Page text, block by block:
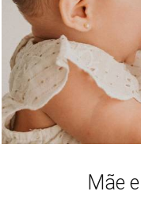
Mãe